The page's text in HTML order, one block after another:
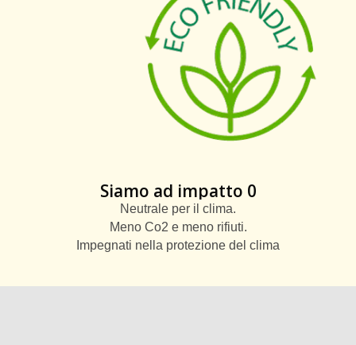
Siamo ad impatto 0
Neutrale per il clima.
Meno Co2 e meno rifiuti.
Impegnati nella protezione del clima